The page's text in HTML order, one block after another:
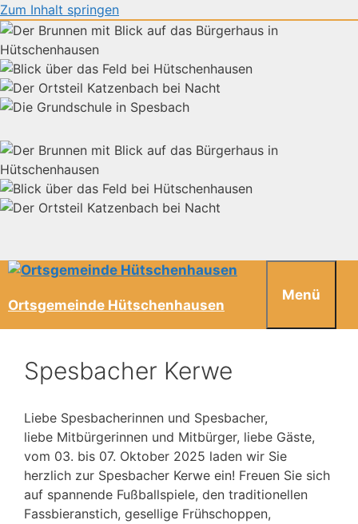
Zum Inhalt springen
Ortsgemeinde Hütschenhausen
Menü
Spesbacher Kerwe
Liebe Spesbacherinnen und Spesbacher,
liebe Mitbürgerinnen und Mitbürger, liebe Gäste,
vom 03. bis 07. Oktober 2025 laden wir Sie
herzlich zur Spesbacher Kerwe ein! Freuen Sie sich
auf spannende Fußballspiele, den traditionellen
Fassbieranstich, gesellige Frühschoppen,